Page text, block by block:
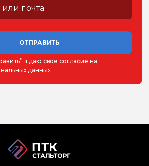
ОТПРАВИТЬ
я даю свое согласие на
данных.